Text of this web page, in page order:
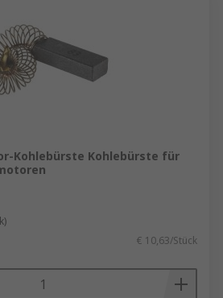
Kohlebürste Kohlebürste für
€ 10,63/Stück